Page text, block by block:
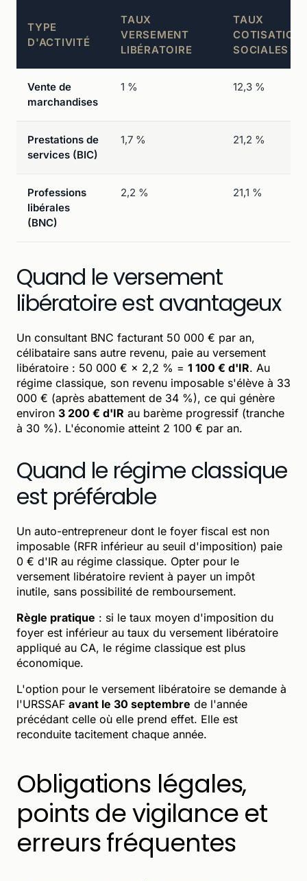
TYPE
D'ACTIVITÉ
TAUX
VERSEMENT
LIBÉRATOIRE
TAUX
SOCIALES
Vente de
marchandises
1 % 12,3 %
Prestations de
services (BIC)
1,7 % 21,2 %
Professions
libérales
(BNC)
2,2 % 21,1 %
Quand le versement
libératoire est avantageux
Un consultant BNC facturant 50 000 € par an,
célibataire sans autre revenu, paie au versement
libératoire : 50 000 € × 2,2 % = 1 100 € d'IR. Au
régime classique, son revenu imposable s'élève à 33
000 € (après abattement de 34 %), ce qui génère
environ 3 200 € d'IR au barème progressif (tranche
à 30 %). L'économie atteint 2 100 € par an.
Quand le régime classique
est préférable
Un auto-entrepreneur dont le foyer fiscal est non
imposable (RFR inférieur au seuil d'imposition) paie
0 € d'IR au régime classique. Opter pour le
versement libératoire revient à payer un impôt
inutile, sans possibilité de remboursement.
Règle pratique : si le taux moyen d'imposition du
foyer est inférieur au taux du versement libératoire
appliqué au CA, le régime classique est plus
économique.
L'option pour le versement libératoire se demande à
l'URSSAF avant le 30 septembre de l'année
précédant celle où elle prend effet. Elle est
reconduite tacitement chaque année.
Obligations légales,
points de vigilance et
erreurs fréquentes